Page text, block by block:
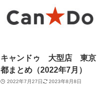
キャンドゥ 大型店 東京
都まとめ（2022年7月）
2022年7月27日 2023年8月8日